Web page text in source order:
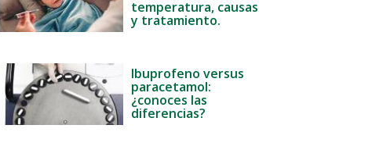
temperatura, causas
y tratamiento.
Ibuprofeno versus
paracetamol:
¿conoces las
diferencias?